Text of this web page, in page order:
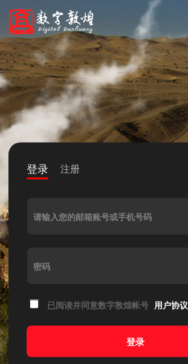
登录 注册
请输入您的邮箱账号或手机号码
密码
已阅读并同意数字敦煌帐号 用户协议
登录